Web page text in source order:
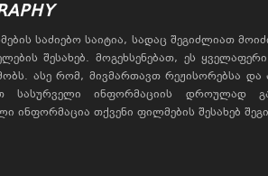
საძიებო საიტია, სადაც შეგიძლიათ
შესახებ. მოგეხსენებათ, ეს
ასე რომ, მივმართავთ რეჟისორებსა
სასურველი ინფორმაციის დროულად
ინფორმაცია თქვენი ფილმების შესახებ